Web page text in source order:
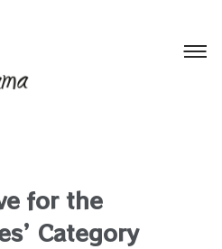
for the
Category